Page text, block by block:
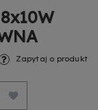
Zapytaj o produkt